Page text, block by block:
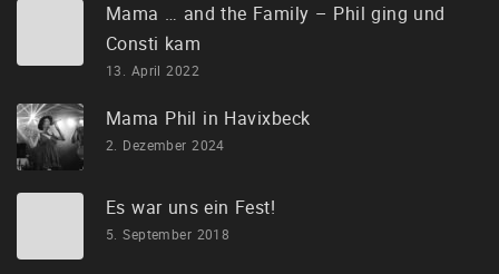
Mama … and the Family – Phil ging und
Consti kam
13. April 2022
Mama Phil in Havixbeck
2. Dezember 2024
Es war uns ein Fest!
5. September 2018